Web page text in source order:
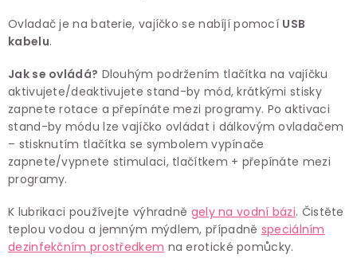
Ovladač je na baterie, vajíčko se nabíjí pomocí USB
kabelu.
Jak se ovládá? Dlouhým podržením tlačítka na vajíčku
aktivujete/deaktivujete stand-by mód, krátkými stisky
zapnete rotace a přepínáte mezi programy. Po aktivaci
stand-by módu lze vajíčko ovládat i dálkovým ovladačem
– stisknutím tlačítka se symbolem vypínače
zapnete/vypnete stimulaci, tlačítkem + přepínáte mezi
programy.
K lubrikaci používejte výhradně gely na vodní bázi. Čistěte
teplou vodou a jemným mýdlem, případně speciálním
dezinfekčním prostředkem na erotické pomůcky.